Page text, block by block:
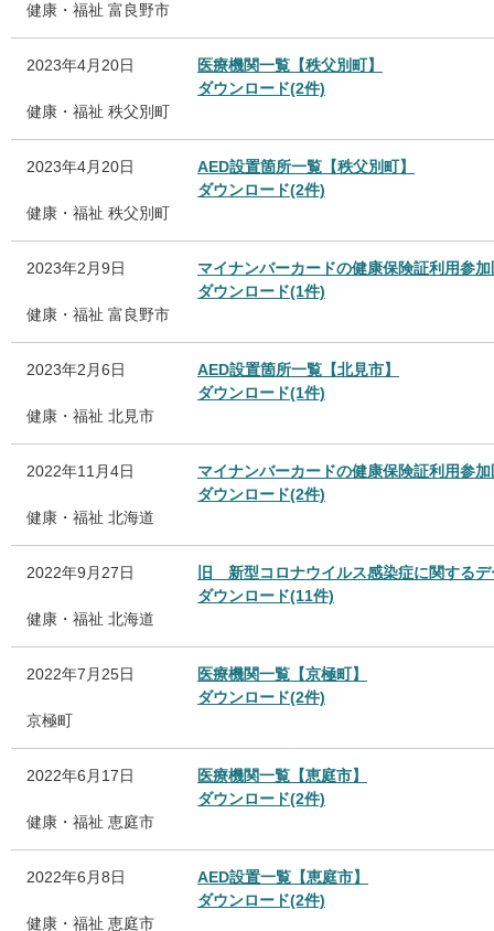
健康・福祉 富良野市
2023年4月20日
医療機関一覧【秩父別町】
ダウンロード(2件)
健康・福祉 秩父別町
2023年4月20日
AED設置箇所一覧【秩父別町】
ダウンロード(2件)
健康・福祉 秩父別町
2023年2月9日
マイナンバーカードの健康保険証利用参
ダウンロード(1件)
健康・福祉 富良野市
2023年2月6日
AED設置箇所一覧【北見市】
ダウンロード(1件)
健康・福祉 北見市
2022年11月4日
マイナンバーカードの健康保険証利用参
ダウンロード(2件)
健康・福祉 北海道
2022年9月27日
旧 新型コロナウイルス感染症に関する
ダウンロード(11件)
健康・福祉 北海道
2022年7月25日
医療機関一覧【京極町】
ダウンロード(2件)
京極町
2022年6月17日
医療機関一覧【恵庭市】
ダウンロード(2件)
健康・福祉 恵庭市
2022年6月8日
AED設置一覧【恵庭市】
ダウンロード(2件)
健康・福祉 恵庭市